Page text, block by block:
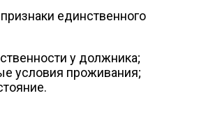
единственного
у должника;
условия проживания;